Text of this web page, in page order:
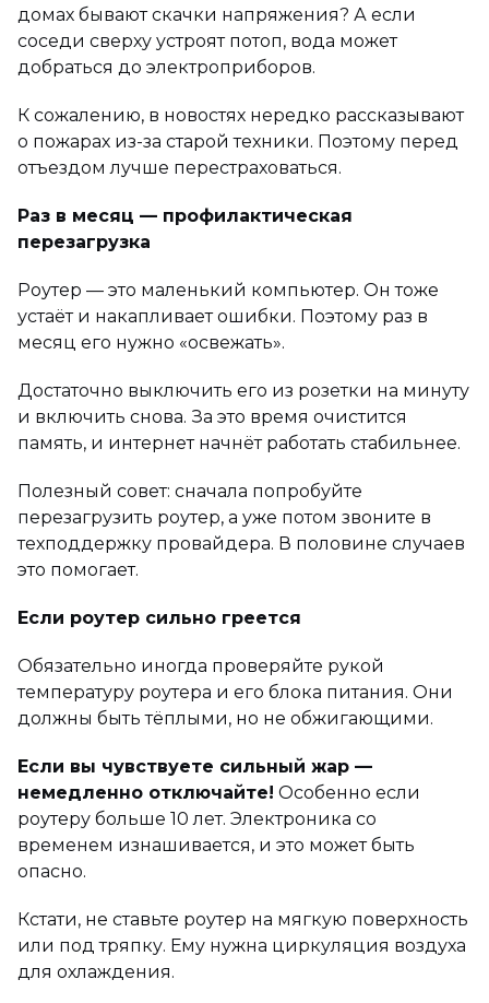
домах бывают скачки напряжения? А если
соседи сверху устроят потоп, вода может
добраться до электроприборов.
К сожалению, в новостях нередко рассказывают
о пожарах из-за старой техники. Поэтому перед
отъездом лучше перестраховаться.
Раз в месяц — профилактическая
перезагрузка
Роутер — это маленький компьютер. Он тоже
устаёт и накапливает ошибки. Поэтому раз в
месяц его нужно «освежать».
Достаточно выключить его из розетки на минуту
и включить снова. За это время очистится
память, и интернет начнёт работать стабильнее.
Полезный совет: сначала попробуйте
перезагрузить роутер, а уже потом звоните в
техподдержку провайдера. В половине случаев
это помогает.
Если роутер сильно греется
Обязательно иногда проверяйте рукой
температуру роутера и его блока питания. Они
должны быть тёплыми, но не обжигающими.
Если вы чувствуете сильный жар —
немедленно отключайте! Особенно если
роутеру больше 10 лет. Электроника со
временем изнашивается, и это может быть
опасно.
Кстати, не ставьте роутер на мягкую поверхность
или под тряпку. Ему нужна циркуляция воздуха
для охлаждения.